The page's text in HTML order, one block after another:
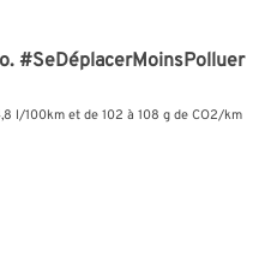
#SeDéplacerMoinsPolluer
l/100km et de 102 à 108 g de CO2/km